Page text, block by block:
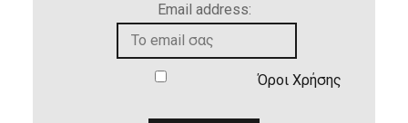
Email address:
Όροι Χρήσης